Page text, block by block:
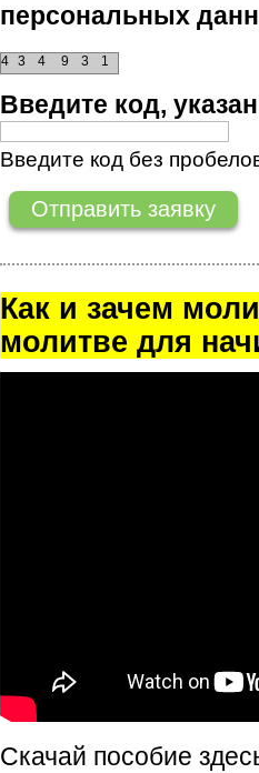
персональных
1
3
9
4 3 4
Введите код,
Введите код без
Как и зачем
молитве для
Скачай пособие